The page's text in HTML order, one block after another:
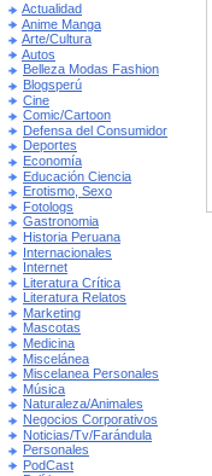
Actualidad
Anime Manga
Arte/Cultura
Autos
Belleza Modas Fashion
Blogsperú
Cine
Comic/Cartoon
Defensa del Consumidor
Deportes
Economía
Educación Ciencia
Erotismo, Sexo
Fotologs
Gastronomia
Historia Peruana
Internacionales
Internet
Literatura Crítica
Literatura Relatos
Marketing
Mascotas
Medicina
Miscelánea
Miscelanea Personales
Música
Naturaleza/Animales
Negocios Corporativos
Noticias/Tv/Farándula
Personales
PodCast